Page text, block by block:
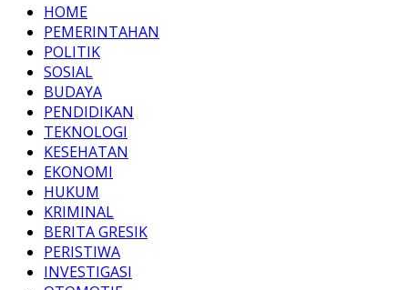
HOME
PEMERINTAHAN
POLITIK
SOSIAL
BUDAYA
PENDIDIKAN
TEKNOLOGI
KESEHATAN
EKONOMI
HUKUM
KRIMINAL
BERITA GRESIK
PERISTIWA
INVESTIGASI